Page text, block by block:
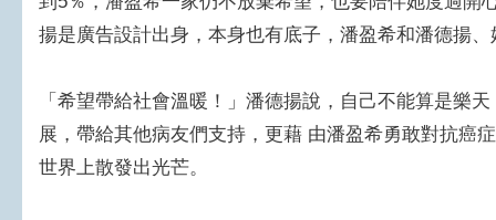
揚是廣告設計出身，本身也有底子，潘盈希和潘德揚
「希望帶給社會溫暖！」潘德揚說，自己不能算是樂
展，帶給其他病友們支持，更藉 由潘盈希勇敢對抗癌
世界上散發出光芒。